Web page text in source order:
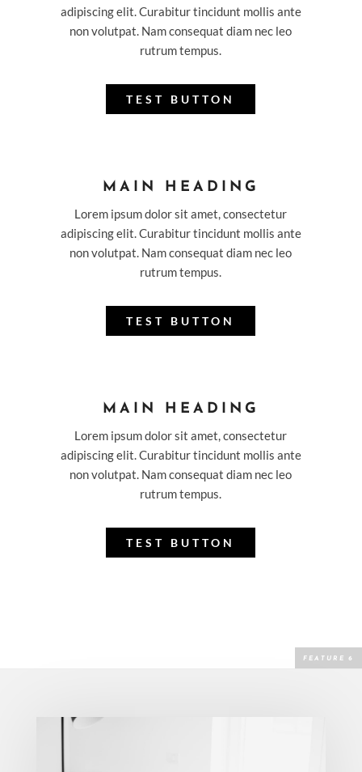
adipiscing elit. Curabitur tincidunt mollis ante
non volutpat. Nam consequat diam nec leo
rutrum tempus.
TEST BUTTON
MAIN HEADING
Lorem ipsum dolor sit amet, consectetur
adipiscing elit. Curabitur tincidunt mollis ante
non volutpat. Nam consequat diam nec leo
rutrum tempus.
TEST BUTTON
MAIN HEADING
Lorem ipsum dolor sit amet, consectetur
adipiscing elit. Curabitur tincidunt mollis ante
non volutpat. Nam consequat diam nec leo
rutrum tempus.
TEST BUTTON